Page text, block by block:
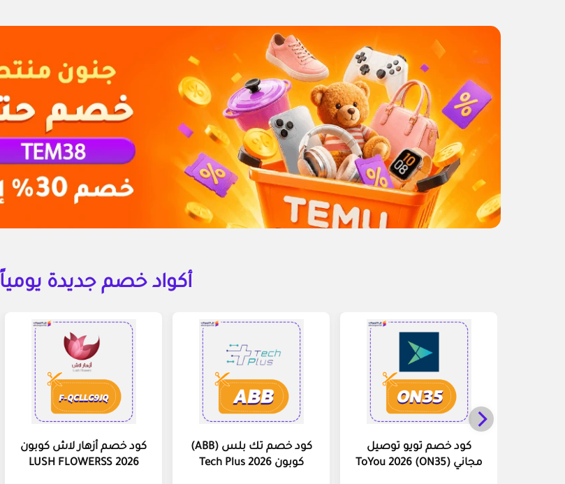
أكواد خصم جديدة يومياً
كود خصم تويو توصيل
مجاني (ON35) ToYou 2026
كود خصم تك بلس (ABB)
كوبون Tech Plus 2026
كود خصم أزهار لاش كوبون
LUSH FLOWERSS 2026